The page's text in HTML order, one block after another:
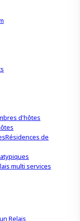
d'hôtes
Résidences de
multi services
Relais